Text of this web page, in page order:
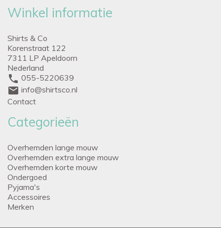
Winkel informatie
Shirts & Co
Korenstraat 122
7311 LP Apeldoorn
Nederland
phone 055-5220639
mail info@shirtsco.nl
Contact
Categorieën
Overhemden lange mouw
Overhemden extra lange mouw
Overhemden korte mouw
Ondergoed
Pyjama's
Accessoires
Merken